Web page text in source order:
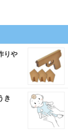
りや
き